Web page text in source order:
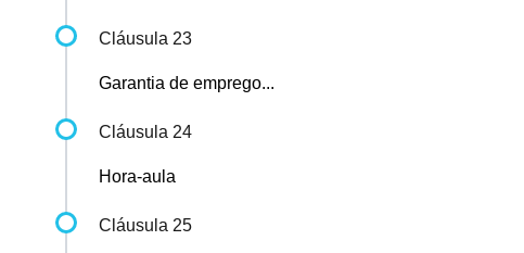
Cláusula 23
Garantia de emprego...
Cláusula 24
Hora-aula
Cláusula 25